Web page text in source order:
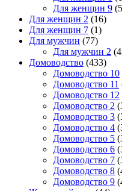
Для женщин 9
Для женщин 2 (16)
Для женщин 7 (1)
Для мужчин (77)
Для мужчин 2
Домоводство (433)
Домоводство 10
Домоводство 11
Домоводство 12
Домоводство 2
Домоводство 3
Домоводство 4
Домоводство 5
Домоводство 6
Домоводство 7
Домоводство 8
Домоводство 9